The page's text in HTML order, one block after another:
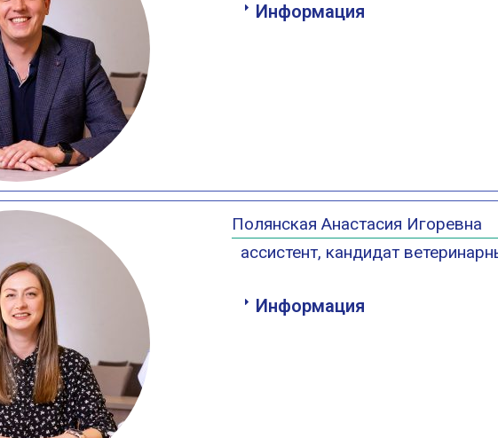
Информация
Полянская Анастасия Игоревна
ассистент, кандидат
Информация